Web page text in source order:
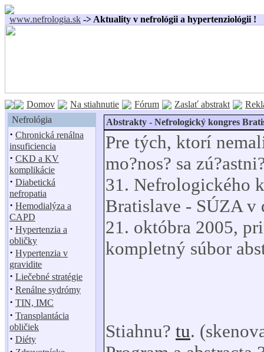
www.nefrologia.sk -> Aktuality v nefrológii a hypertenziológii !
Domov Na stiahnutie Fórum Zaslať abstrakt
Nefrológia
· Chronická renálna
insuficiencia
· CKD a KV
komplikácie
· Diabetická
nefropatia
· Hemodialýza a
CAPD
· Hypertenzia a
obličky
· Hypertenzia v
gravidite
· Liečebné stratégie
· Renálne sydrómy
· TIN, IMC
· Transplantácia
obličiek
· Diéty
Abstrakty - Nefrologický kongres
Pre tých, ktorí
mo?nos? sa
31. Nefrologického
Bratislave - SÚZA v
21. októbra 2005,
kompletný súbor
Stiahnu? tu.